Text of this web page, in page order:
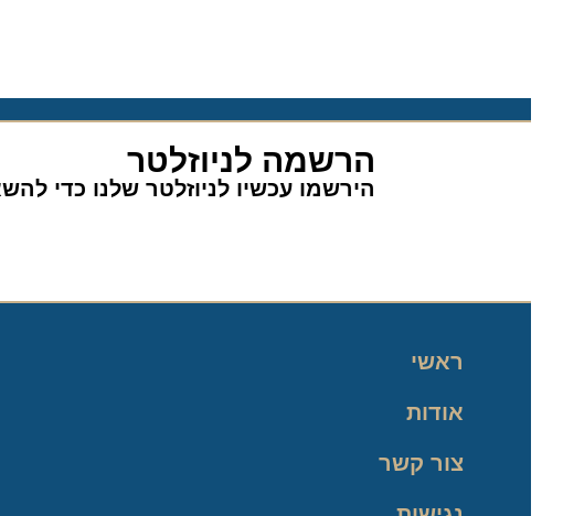
הרשמה לניוזלטר
הירשמו עכשיו לניוזלטר שלנו כדי
ראשי
אודות
צור קשר